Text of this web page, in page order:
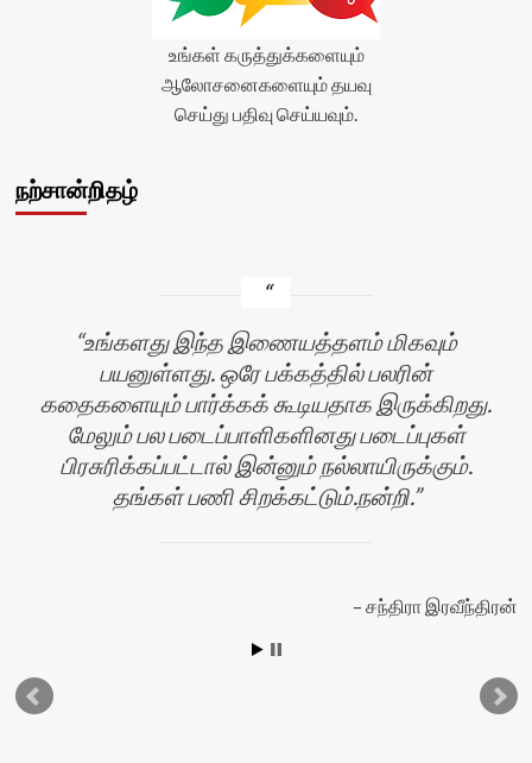
உங்கள் கருத்துக்களையும்
ஆலோசனைகளையும் தயவு
செய்து பதிவு செய்யவும்.
நற்சான்றிதழ்
உங்களது இந்த இணையத்தளம் மிகவும்
பயனுள்ளது. ஒரே பக்கத்தில் பலரின்
கதைகளையும் பார்க்கக் கூடியதாக இருக்கிறது.
மேலும் பல படைப்பாளிகளினது படைப்புகள்
பிரசுரிக்கப்பட்டால் இன்னும் நல்லாயிருக்கும்.
தங்கள் பணி சிறக்கட்டும்.நன்றி.
சந்திரா இரவீந்திரன்